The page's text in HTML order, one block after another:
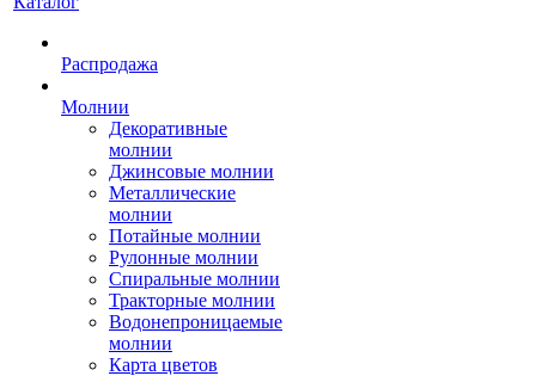
Распродажа
Молнии
Декоративные
молнии
Джинсовые молнии
Металлические
молнии
Потайные молнии
Рулонные молнии
Спиральные молнии
Тракторные молнии
Водонепроницаемые
молнии
Карта цветов